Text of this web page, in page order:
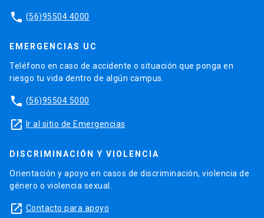
phone (56)95504 4000
EMERGENCIAS UC
Teléfono en caso de accidente o situación que ponga en
riesgo tu vida dentro de algún campus.
phone (56)95504 5000
launch Ir al sitio de Emergencias
DISCRIMINACIÓN Y VIOLENCIA
Orientación y apoyo en casos de discriminación, violencia de
género o violencia sexual.
launch Contacto para apoyo